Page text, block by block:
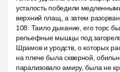
усталость победили
верхний плащ, а затем
108: Таило дыхание, его торс
рельефные мышцы под
Шрамов и уродств, о которых
на плече была скверной,
парализовало амиру, была не